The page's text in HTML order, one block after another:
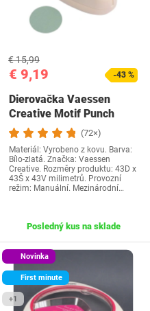
€ 9,19
€ 15,99
-43 %
Dierovačka Vaessen
Creative Motif Punch
Circle - Ø 4,3 cm -…
(72×)
Materiál: Vyrobeno z kovu. Barva:
Bílo-zlatá. Značka: Vaessen
Creative. Rozměry produktu: 43D x
43Š x 43V milimetrů. Provozní
režim: Manuální. Mezinárodní…
Posledný kus na sklade
Novinka
First minute
+1